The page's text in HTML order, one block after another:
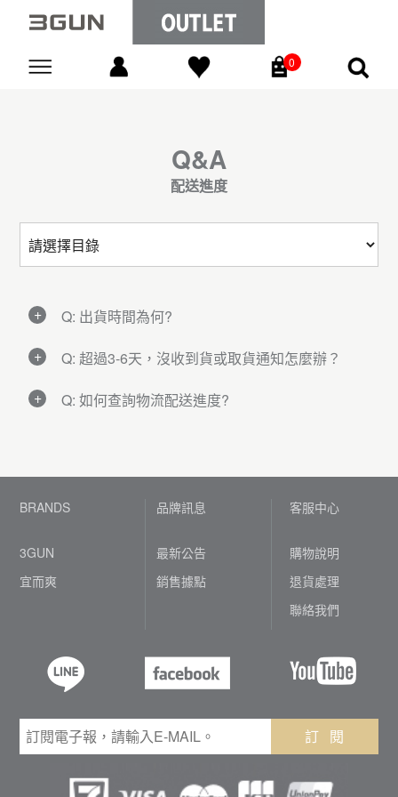
0
Q&A
配送進度
Q: 出貨時間為何?
訂單成立後1-2個工作天內安排出貨，請至首
】確認訂單狀態或查詢配送進度。
請參閱網站公告 。
3. 如遇天候、地震等不可抗力因素之暫停出
貨，以人事行政局停班公告為主​。
※ 108年國定假日說明 (暫停出貨與線上客
服，敬請見諒！)
02/02~02/10 春節
05/01 勞動節
06/07~06/09 端午節
09/13~09/15 中秋節
1. 7-11取貨付款 :
工作天內配達指定門市。商品送達門市將以『
Q: 超過3-6天，沒收到貨或取貨通知怎麼辦？
登入會員 ▶ 點選網頁右上方【 會員中心 】
※若有任何問題，歡迎您隨時利用網站『購物
說明』、或於『聯絡我們』、『詢問/紀錄』
留下您要詢問的問題，將有專人為您服務。
Q: 如何查詢物流配送進度?
後1個工作天提供) ▶ 點選↓物流查件網址輸入
包裹編號
※適用線上刷卡宅配及貨到付款訂單
2. 7-11交貨便查件 → https://goo.gl/Fl9cR
※適用7-11取貨付現訂單
BRANDS
3GUN
宜而爽
品牌訊息
最新公告
銷售據點
客服中心
購物說明
退貨處理
聯絡我們
訂 閱